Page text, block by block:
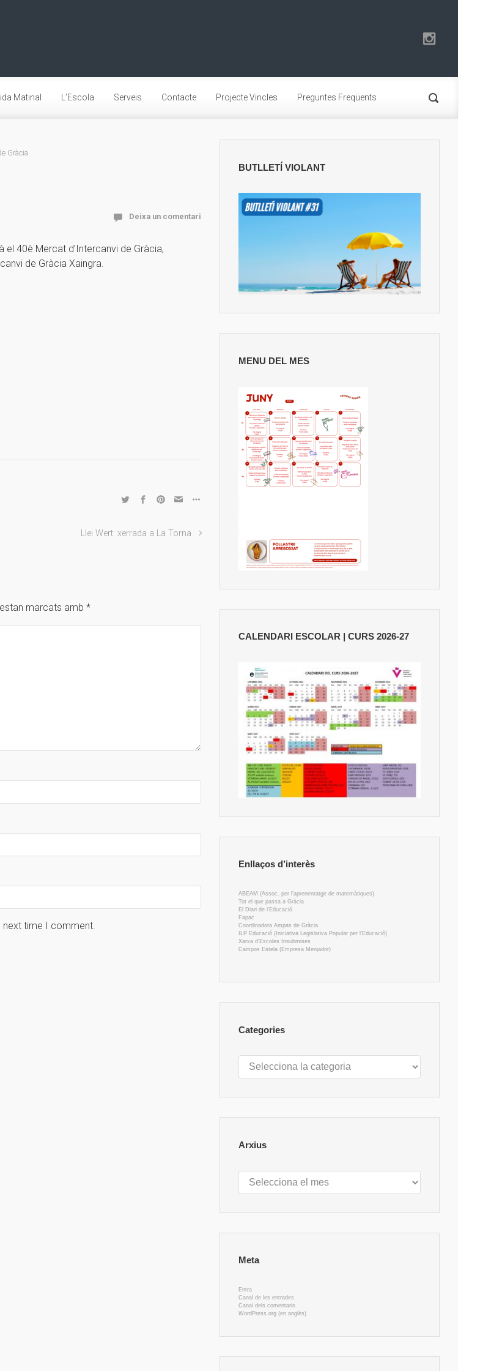
Matinal L’Escola Serveis Contacte Projecte Vincles Preguntes Freqüents
Gràcia
Deixa un comentari
40è Mercat d’Intercanvi de Gràcia,
de Gràcia Xaingra.
Llei Wert: xerrada a La Torna
marcats amb *
next time I comment.
BUTLLETÍ VIOLANT
MENU DEL MES
CALENDARI ESCOLAR | CURS 2026-27
Enllaços d’interès
ABEAM (Assoc. per l'aprenentatge de matemàtiques)
Tot el que passa a Gràcia
El Diari de l'Educació
Fapac
Coordinadora Ampas de Gràcia
ILP Educació (Iniciativa Legislativa Popular per l'Educació)
Xarxa d'Escoles Insubmises
Campos Estela (Empresa Menjador)
Categories
Categories
Arxius
Arxius
Meta
Entra
Canal de les entrades
Canal dels comentaris
WordPress.org (en anglès)